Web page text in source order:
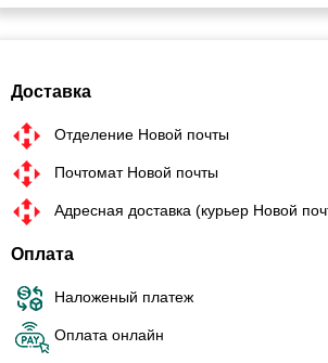
Доставка
Отделение Новой почты
Почтомат Новой почты
Адресная доставка (курьер Новой
Оплата
Наложеный платеж
Оплата онлайн